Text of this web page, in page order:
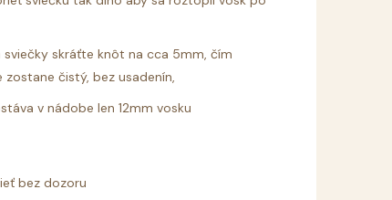
skráťte knôt na cca 5mm, čím
zostane čistý, bez usadenín,
v nádobe len 12mm vosku
bez dozoru